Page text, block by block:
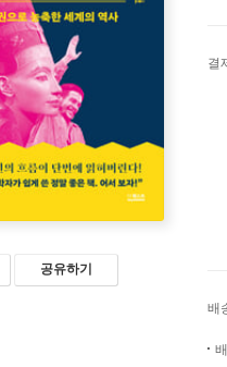
공유하기
결
배